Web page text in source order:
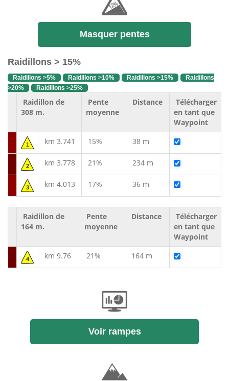
Masquer pentes
Raidillons > 15%
Raidillons >5% Raidillons >10% Raidillons >15%
Raidillons
>20%
Raidillons >25%
Raidillon de
308 m.
Pente
moyenne
Distance
Télécharger
en tant que
Waypoint
1 km 3.741 15% 38 m
2 km 3.778 21% 234 m
3 km 4.013 17% 36 m
Raidillon de
164 m.
Pente
moyenne
Distance
Télécharger
en tant que
Waypoint
4 km 9.76 21% 164 m
Voir rampes